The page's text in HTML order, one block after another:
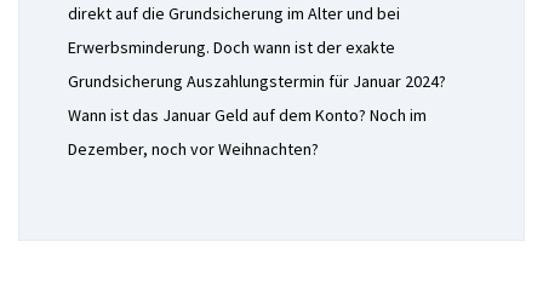
direkt auf die Grundsicherung im Alter und bei
Erwerbsminderung. Doch wann ist der exakte
Grundsicherung Auszahlungstermin für Januar 2024?
Wann ist das Januar Geld auf dem Konto? Noch im
Dezember, noch vor Weihnachten?